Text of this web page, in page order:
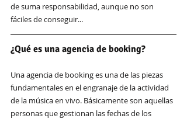
de suma responsabilidad, aunque no son
fáciles de conseguir...
¿Qué es una agencia de booking?
Una agencia de booking es una de las piezas
fundamentales en el engranaje de la actividad
de la música en vivo. Básicamente son aquellas
personas que gestionan las fechas de los